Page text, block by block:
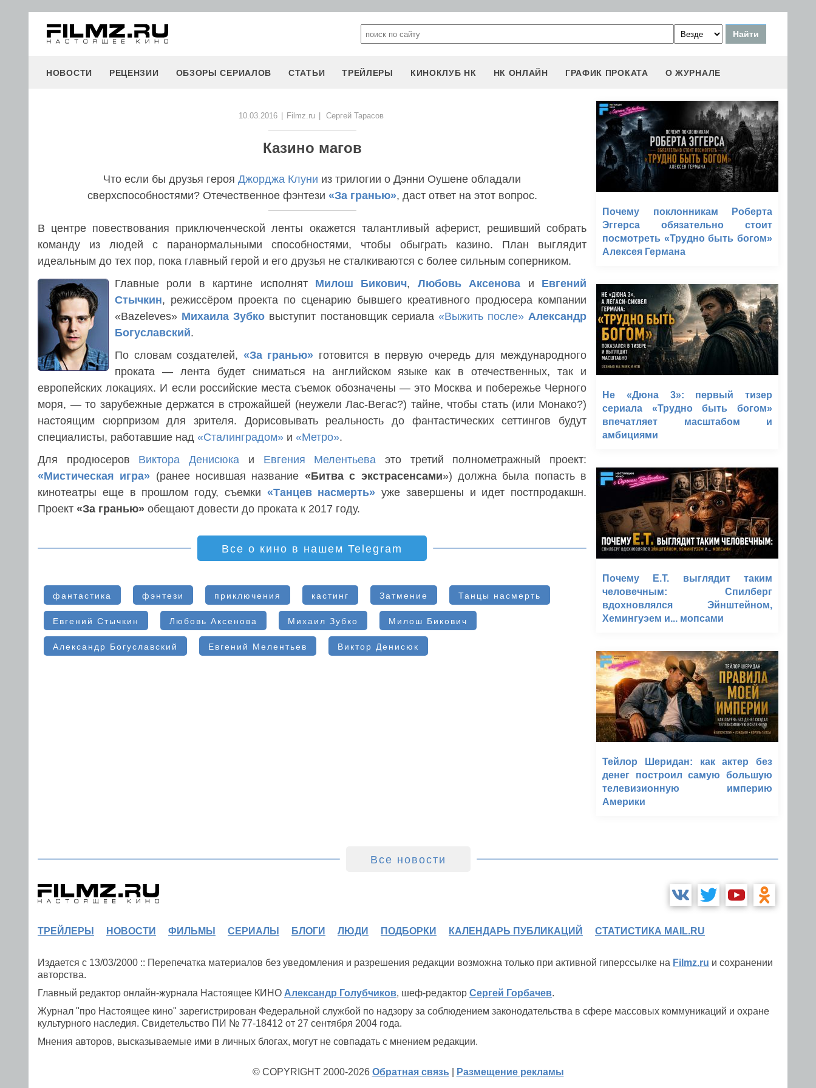
НОВОСТИ РЕЦЕНЗИИ ОБЗОРЫ СЕРИАЛОВ СТАТЬИ ТРЕЙЛЕРЫ КИНОКЛУБ НК НК ОНЛАЙН ГРАФИК ПРОКАТА О ЖУРНАЛЕ
10.03.2016 Filmz.ru Сергей Тарасов
Казино магов
Что если бы друзья героя Джорджа Клуни из трилогии о Дэнни Оушене обладали
сверхспособностями? Отечественное фэнтези «За гранью», даст ответ на этот вопрос.
В центре повествования приключенческой ленты окажется талантливый аферист, решивший собрать
команду из людей с паранормальными способностями, чтобы обыграть казино. План выглядит
идеальным до тех пор, пока главный герой и его друзья не сталкиваются с более сильным соперником.
Главные роли в картине исполнят Милош Бикович, Любовь Аксенова и Евгений
Стычкин, режиссёром проекта по сценарию бывшего креативного продюсера компании
«Bazeleves» Михаила Зубко выступит постановщик сериала «Выжить после» Александр
Богуславский.
По словам создателей, «За гранью» готовится в первую очередь для международного
проката — лента будет сниматься на английском языке как в отечественных, так и
европейских локациях. И если российские места съемок обозначены — это Москва и побережье Черного
моря, — то зарубежные держатся в строжайшей (неужели Лас-Вегас?) тайне, чтобы стать (или Монако?)
настоящим сюрпризом для зрителя. Дорисовывать реальность до фантастических сеттингов будут
специалисты, работавшие над «Сталинградом» и «Метро».
Для продюсеров Виктора Денисюка и Евгения Мелентьева это третий полнометражный проект:
«Мистическая игра» (ранее носившая название «Битва с экстрасенсами») должна была попасть в
кинотеатры еще в прошлом году, съемки «Танцев насмерть» уже завершены и идет постпродакшн.
Проект «За гранью» обещают довести до проката к 2017 году.
Все о кино в нашем Telegram
фантастика фэнтези приключения кастинг Затмение Танцы насмерть
Евгений Стычкин Любовь Аксенова Михаил Зубко Милош Бикович
Александр Богуславский Евгений Мелентьев Виктор Денисюк
Почему поклонникам Роберта
Эггерса обязательно стоит
посмотреть «Трудно быть богом»
Алексея Германа
Не «Дюна 3»: первый тизер
сериала «Трудно быть богом»
впечатляет масштабом и
амбициями
Почему E.T. выглядит таким
человечным: Спилберг
вдохновлялся Эйнштейном,
Хемингуэем и... мопсами
Тейлор Шеридан: как актер без
денег построил самую большую
телевизионную империю
Америки
Все новости
ТРЕЙЛЕРЫ НОВОСТИ ФИЛЬМЫ СЕРИАЛЫ БЛОГИ ЛЮДИ ПОДБОРКИ КАЛЕНДАРЬ ПУБЛИКАЦИЙ СТАТИСТИКА MAIL.RU
Издается с 13/03/2000 :: Перепечатка материалов без уведомления и разрешения редакции возможна только при активной гиперссылке на Filmz.ru и сохранении
авторства.
Главный редактор онлайн-журнала Настоящее КИНО Александр Голубчиков, шеф-редактор Сергей Горбачев.
Журнал "про Настоящее кино" зарегистрирован Федеральной службой по надзору за соблюдением законодательства в сфере массовых коммуникаций и охране
культурного наследия. Свидетельство ПИ № 77-18412 от 27 сентября 2004 года.
Мнения авторов, высказываемые ими в личных блогах, могут не совпадать с мнением редакции.
© COPYRIGHT 2000-2026 Обратная связь Размещение рекламы